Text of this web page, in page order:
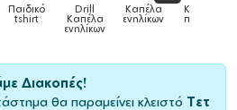
Drill Καπέλα
ενηλίκων
Καπέλα
παιδικά Κούπες
Διακοπές!
θα παραμείνει κλειστό Τετ